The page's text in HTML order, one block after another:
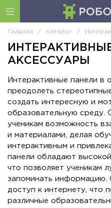
Главная / Каталог /
АКСЕССУАРЫ
Интерактивные панели в
преодолеть
создать интересную и
образовательную среду.
ученикам возможность
и материалами, делая
интерактивным и
панели обладают
что позволяет ученикам
запоминать информацию.
доступ к интернету, что
различные